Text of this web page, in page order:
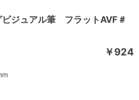
ジュアル筆 フラットAVF＃
￥924